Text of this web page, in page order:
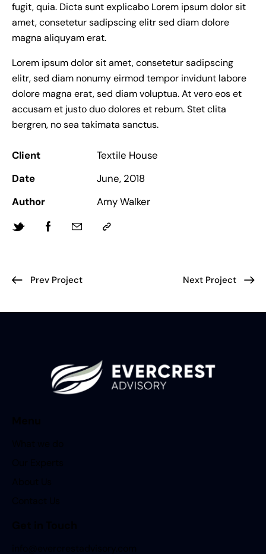
fugit, quia. Dicta sunt explicabo Lorem ipsum dolor sit
amet, consetetur sadipscing elitr sed diam dolore
magna aliquyam erat.
Lorem ipsum dolor sit amet, consetetur sadipscing
elitr, sed diam nonumy eirmod tempor invidunt labore
dolore magna erat, sed diam voluptua. At vero eos et
accusam et justo duo dolores et rebum. Stet clita
bergren, no sea takimata sanctus.
Client
Textile House
Date
June, 2018
Author
Amy Walker
Prev Project Next Project